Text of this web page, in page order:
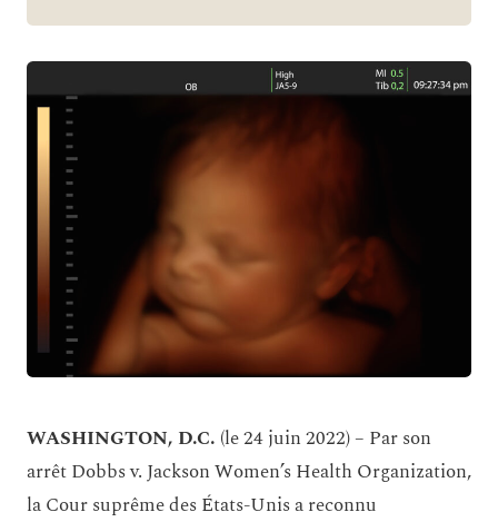
WASHINGTON, D.C. (le 24 juin 2022) – Par son
arrêt Dobbs v. Jackson Women’s Health Organization,
la Cour suprême des États-Unis a reconnu